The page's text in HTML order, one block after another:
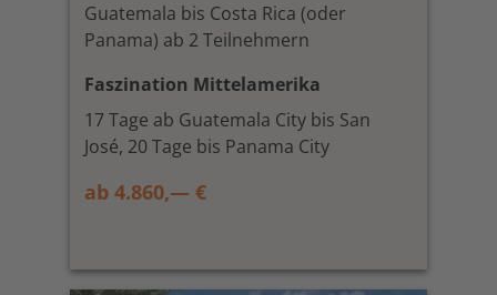
Guatemala bis Costa Rica (oder
Panama) ab 2 Teilnehmern
Faszination Mittelamerika
17 Tage ab Guatemala City bis San
José, 20 Tage bis Panama City
ab 4.860,— €